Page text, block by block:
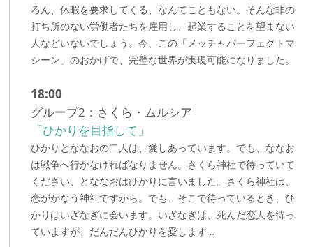
ろん、休暇を要求してくる、なんてこともない。そんな非の
打ち所のない労働者たちを雇用し、起業することを望まない
人などいないでしょう。今、この「メッチャパーフェクトマ
シーン」のおかげで、完璧な世界が実現可能になりました。
18:00
グループ2：さくら・ムルシア
「ひかりを目指して」
ひかりとななおの二人は、愛しあっています。でも、ななお
は戦争へ行かなければなりません。さくら神社で待っていて
ください、とななおはひかりに言いました。さくら神社は、
恋がかなう神社ですから。でも、そこで待っているとき、ひ
かりはいざなぎに会います。いざなぎは、死んだ恋人を待っ
ていますが、だんだんひかりを愛します…